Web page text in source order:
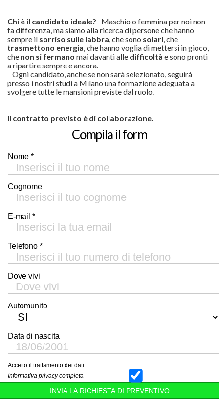
Chi è il candidato ideale? Maschio o femmina per noi non
fa differenza, ma siamo alla ricerca di persone che hanno
sempre il sorriso sulle labbra, che sono solari, che
trasmettono energia, che hanno voglia di mettersi in gioco,
che non si fermano mai davanti alle difficoltà e sono pronti
a ripartire sempre e ancora.
Ogni candidato, anche se non sarà selezionato, seguirà
presso i nostri studi a Milano una formazione adeguata a
svolgere tutte le mansioni previste dal ruolo.
Il contratto previsto è di collaborazione.
Compila il form
Nome *
Cognome
E-mail *
Telefono *
Dove vivi
Automunito
Data di nascita
Accetto il trattamento dei dati.
Informativa privacy completa